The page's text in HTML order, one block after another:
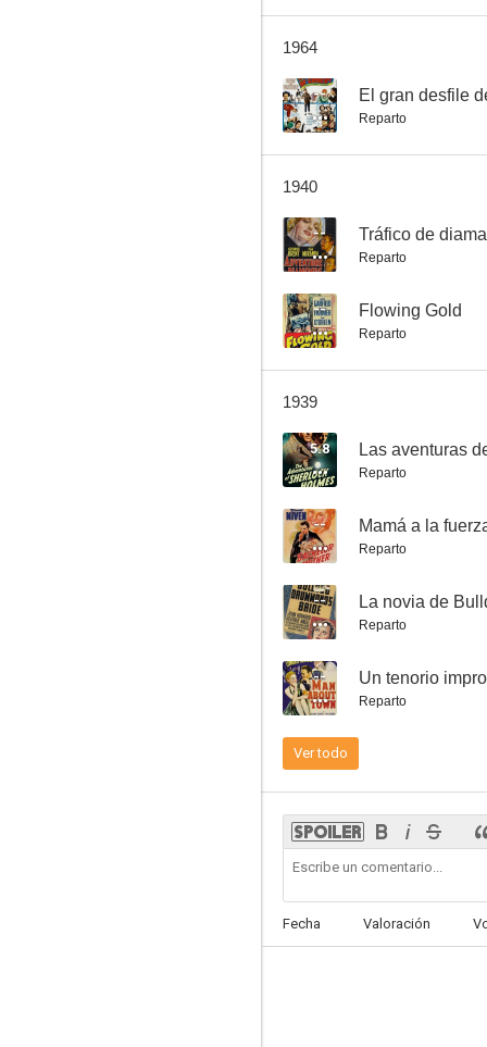
--
Un tenorio improvisado
1964
-- El gran desfile
Reparto
1940
-- Tráfico de
Reparto
-- Flowing Gold
Reparto
1939
5.8
Reparto
-- Mamá a la
Reparto
-- La novia de
Reparto
-- Un tenorio
Reparto
Ver todo
Fecha Valoración